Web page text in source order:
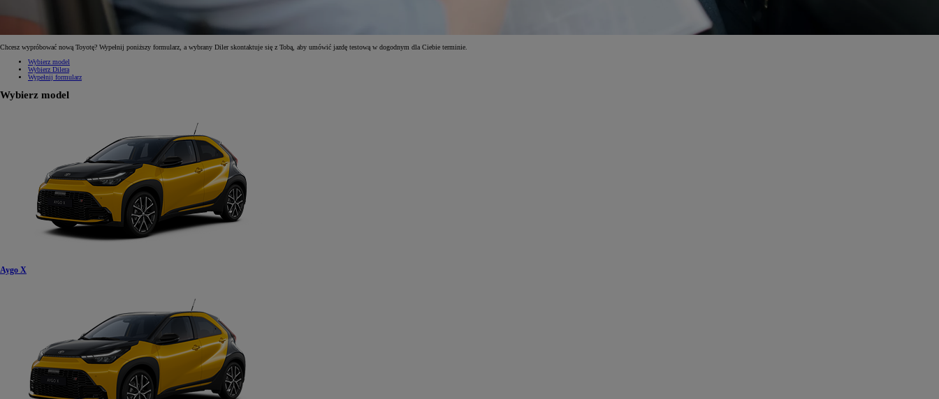
Chcesz wypróbować nową Toyotę? Wypełnij poniższy formularz, a wybrany Diler skontaktuje się z Tobą, aby umówić jazdę testową w dogodnym dla Ciebie terminie.
Wybierz model
Wybierz Dilera
Wypełnij formularz
Wybierz model
Aygo X